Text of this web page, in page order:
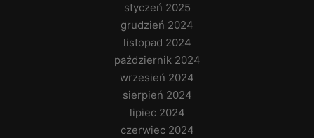
styczeń 2025
grudzień 2024
listopad 2024
październik 2024
wrzesień 2024
sierpień 2024
lipiec 2024
czerwiec 2024